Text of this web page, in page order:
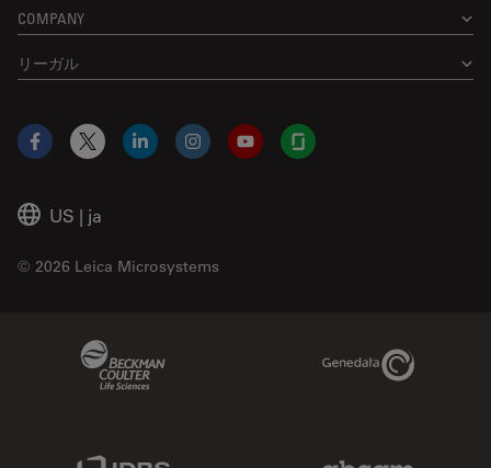
COMPANY
リーガル
US | ja
© 2026 Leica Microsystems
Facebook
X LinkedInInstagramYouTubeGlassdoor
Genedata Link